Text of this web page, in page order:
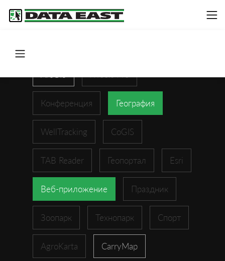
Конференция География
WellTracking CoGIS
TAB Reader Геопортал Esri
Веб-приложение Праздник
Зоопарк Технопарк Спорт
AgroKarta CarryMap